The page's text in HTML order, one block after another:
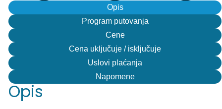
Opis
Program putovanja
Cene
Cena uključuje / isključuje
Uslovi plaćanja
Napomene
Opis